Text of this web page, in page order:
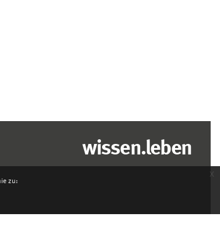
zu:
x
wissen.leben